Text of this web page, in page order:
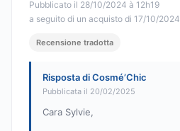
Pubblicato il 28/10/2024 à 12h19
a seguito di un acquisto di 17/10/2024
Recensione tradotta
Risposta di Cosmé’Chic
Pubblicata il 20/02/2025
Cara Sylvie,